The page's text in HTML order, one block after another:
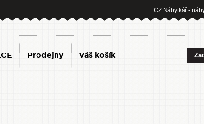
CZ Nábytkář -
Prodejny Váš košík